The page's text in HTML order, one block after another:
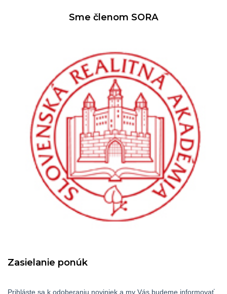
Sme členom SORA
Zasielanie ponúk
Prihláste sa k odoberaniu noviniek a my Vás budeme informovať